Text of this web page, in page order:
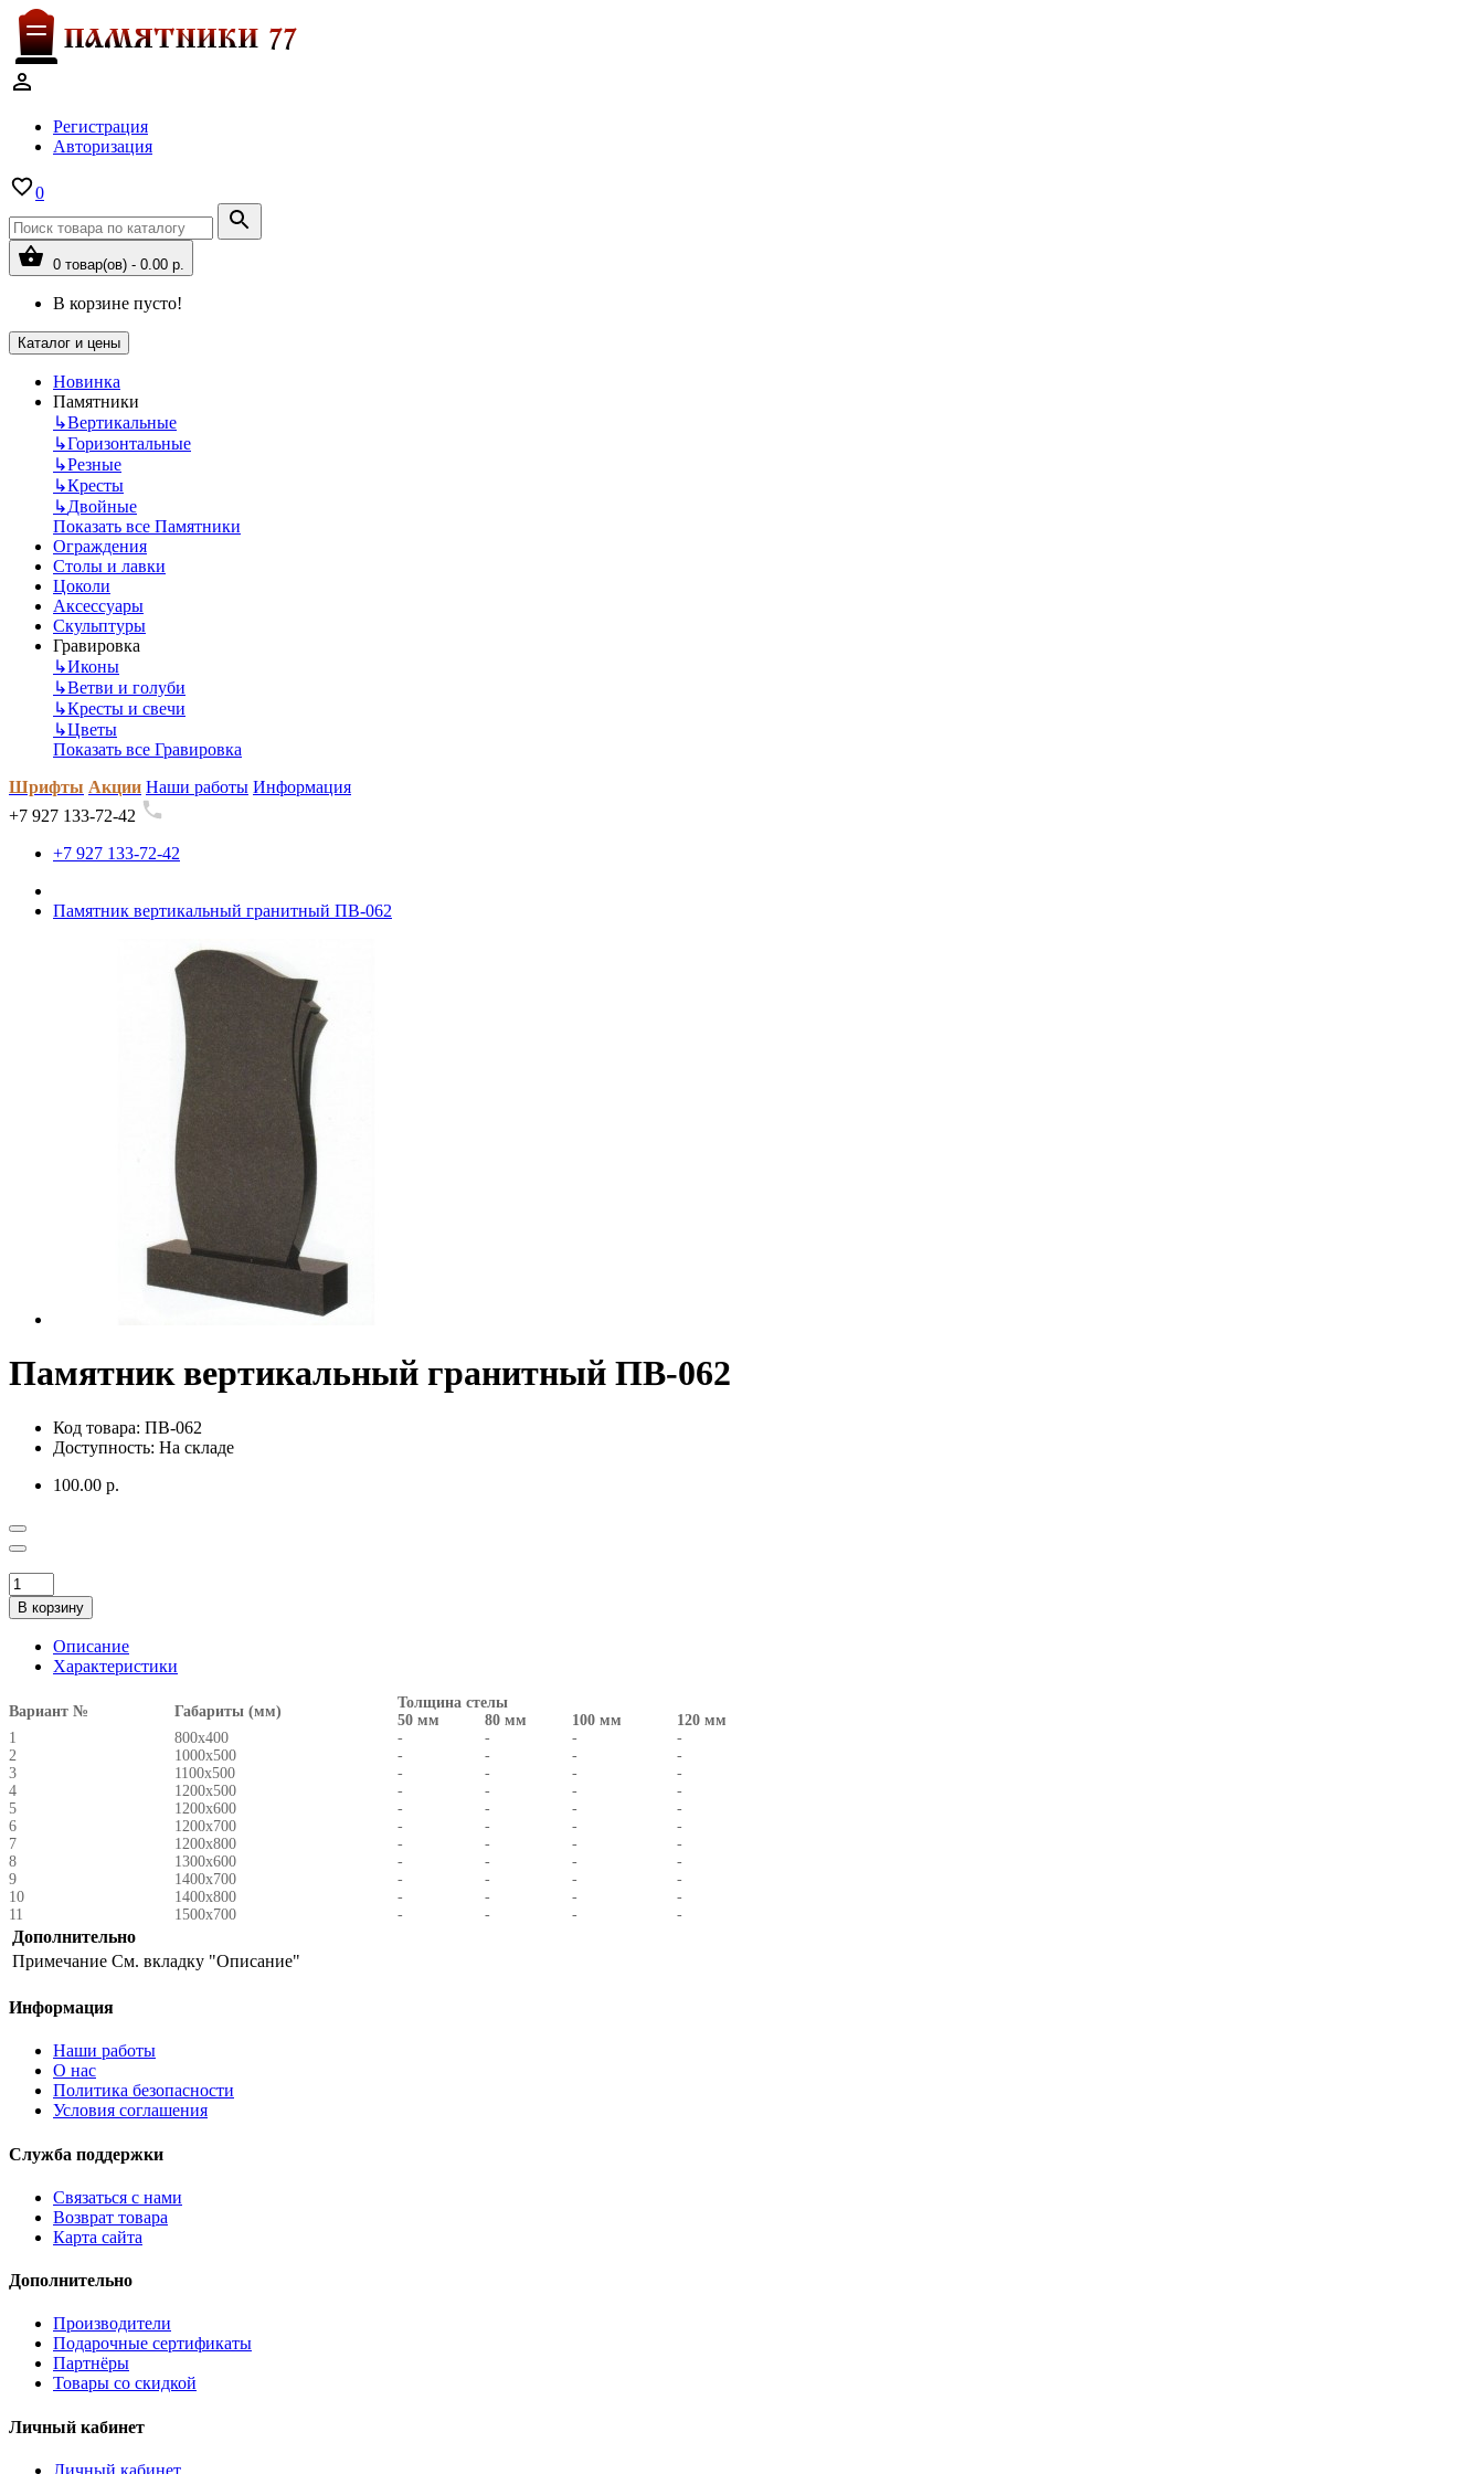
Регистрация
Авторизация
0
0 товар(ов) - 0.00 р.
В корзине пусто!
Каталог и цены
Новинка
Памятники
↳Вертикальные
↳Горизонтальные
↳Резные
↳Кресты
↳Двойные
Показать все Памятники
Ограждения
Столы и лавки
Цоколи
Аксессуары
Скульптуры
Гравировка
↳Иконы
↳Ветви и голуби
↳Кресты и свечи
↳Цветы
Показать все Гравировка
Шрифты Акции Наши работы Информация
+7 927 133-72-42
+7 927 133-72-42
Памятник вертикальный гранитный ПВ-062
Памятник вертикальный гранитный ПВ-062
Код товара: ПВ-062
Доступность: На складе
100.00 р.
В корзину
Описание
Характеристики
Вариант № Габариты (мм)
Толщина стелы
50 мм
80 мм 100 мм
120 мм
1
800x400 - - -
-
2
1000х500 - - -
-
3
1100х500 - - -
-
4
1200х500 - - -
-
5
1200х600 - - -
-
6
1200х700 - - -
-
7
1200х800 - - -
-
8
1300х600 - - -
-
9
1400х700 - - -
-
10
1400х800 - - -
-
11
1500х700 - - - -
Дополнительно
Примечание См. вкладку "Описание"
Информация
Наши работы
О нас
Политика безопасности
Условия соглашения
Служба поддержки
Связаться с нами
Возврат товара
Карта сайта
Дополнительно
Производители
Подарочные сертификаты
Партнёры
Товары со скидкой
Личный кабинет
Личный кабинет